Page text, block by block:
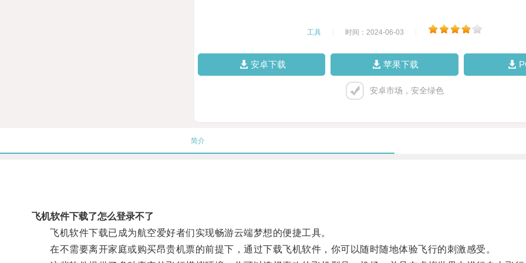
工具 时间：2024-06-03
安卓下载 苹果下载
安卓市场，安全绿色
简介
飞机软件下载了怎么登录不了
飞机软件下载已成为航空爱好者们实现畅游云端梦想的便捷工具。
在不需要离开家庭或购买昂贵机票的前提下，通过下载飞机软件，你可以随时随地体验飞行的刺激感受。